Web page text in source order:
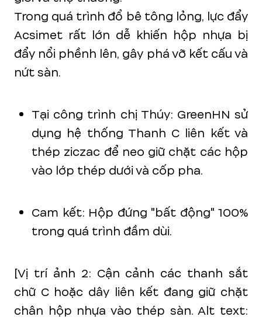
Trong quá trình đổ bê tông lỏng, lực đẩy
Acsimet rất lớn dễ khiến hộp nhựa bị
đẩy nổi phềnh lên, gây phá vỡ kết cấu và
nứt sàn.
Tại công trình chị Thúy: GreenHN sử
dụng hệ thống Thanh C liên kết và
thép ziczac để neo giữ chặt các hộp
vào lớp thép dưới và cốp pha.
Cam kết: Hộp đứng "bất động" 100%
trong quá trình đầm dùi.
[Vị trí ảnh 2: Cận cảnh các thanh sắt
chữ C hoặc dây liên kết đang giữ chặt
chân hộp nhựa vào thép sàn. Alt text: